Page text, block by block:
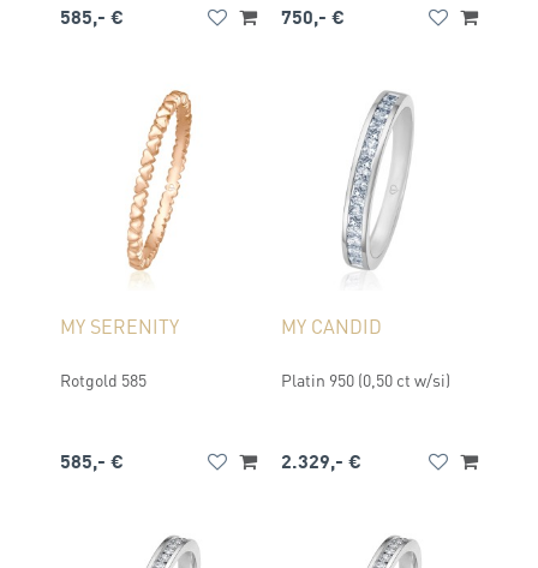
585,- € 750,- €
MY SERENITY
Rotgold 585
585,- €
MY CANDID
Platin 950 (0,50 ct w/si)
2.329,- €